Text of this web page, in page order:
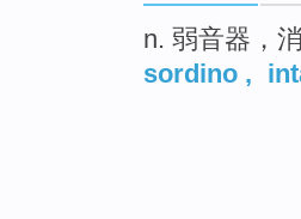
n. 弱音器，
sordino ,